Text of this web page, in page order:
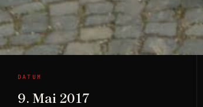
DATUM
9. Mai 2017